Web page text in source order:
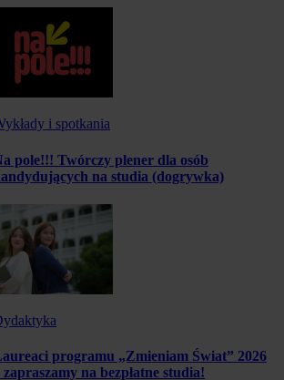
i spotkania
pole!!! Twórczy plener dla osób
na studia (dogrywka)
programu „Zmieniam Świat” 2026
zapraszamy na bezpłatne studia!